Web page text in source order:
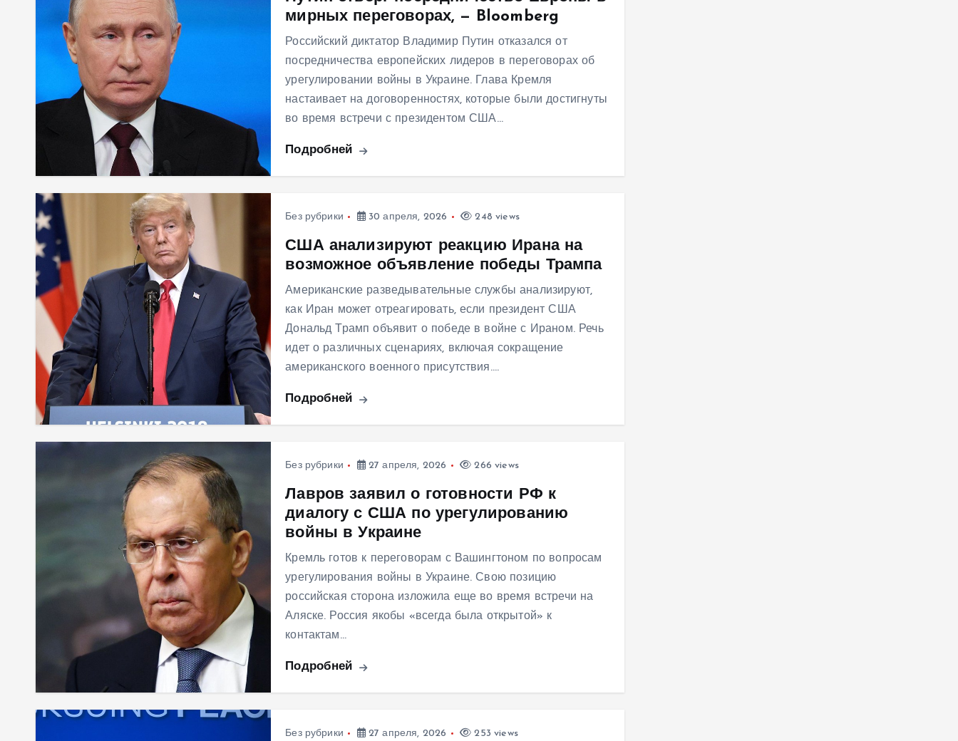
мирных переговорах, — Bloomberg
Российский диктатор Владимир Путин отказался от
посредничества европейских лидеров в переговорах об
урегулировании войны в Украине. Глава Кремля
настаивает на договоренностях, которые были достигнуты
во время встречи с президентом США…
Подробней
Без рубрики 30 апреля, 2026 248 views
США анализируют реакцию Ирана на
возможное объявление победы Трампа
Американские разведывательные службы анализируют,
как Иран может отреагировать, если президент США
Дональд Трамп объявит о победе в войне с Ираном. Речь
идет о различных сценариях, включая сокращение
американского военного присутствия.…
Подробней
Без рубрики 27 апреля, 2026 266 views
Лавров заявил о готовности РФ к
диалогу с США по урегулированию
войны в Украине
Кремль готов к переговорам с Вашингтоном по вопросам
урегулирования войны в Украине. Свою позицию
российская сторона изложила еще во время встречи на
Аляске. Россия якобы «всегда была открытой» к
контактам…
Подробней
Без рубрики 27 апреля, 2026 253 views